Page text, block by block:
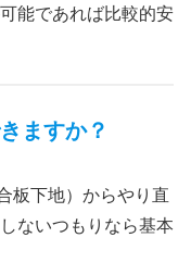
能であれば比較的安
ますか？
板下地）からやり直
ないつもりなら基本